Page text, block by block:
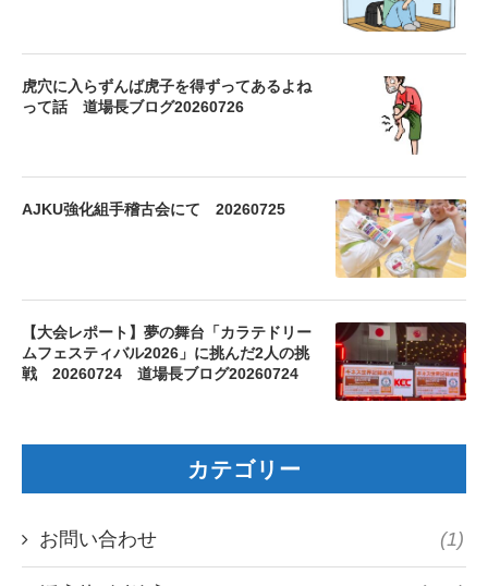
虎穴に入らずんば虎子を得ずってあるよね
って話 道場長ブログ20260726
AJKU強化組手稽古会にて 20260725
【大会レポート】夢の舞台「カラテドリー
ムフェスティバル2026」に挑んだ2人の挑
戦 20260724 道場長ブログ20260724
カテゴリー
お問い合わせ (1)